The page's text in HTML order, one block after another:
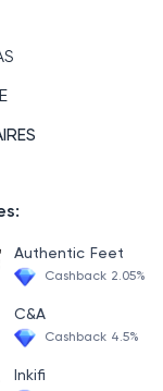
Authentic Feet
Cashback 2.05%
C&A
Cashback 4.5%
Inkifi